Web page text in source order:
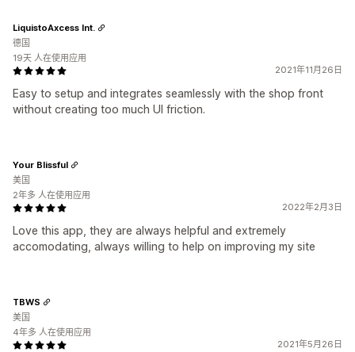
2021年11月26日
Easy to setup and integrates seamlessly with the shop front
without creating too much UI friction.
LiquistoAxcess Int.
德国
19天 人在使用应用
2022年2月3日
Love this app, they are always helpful and extremely
accomodating, always willing to help on improving my site
Your Blissful
美国
2年多 人在使用应用
2021年5月26日
TBWS
美国
4年多 人在使用应用